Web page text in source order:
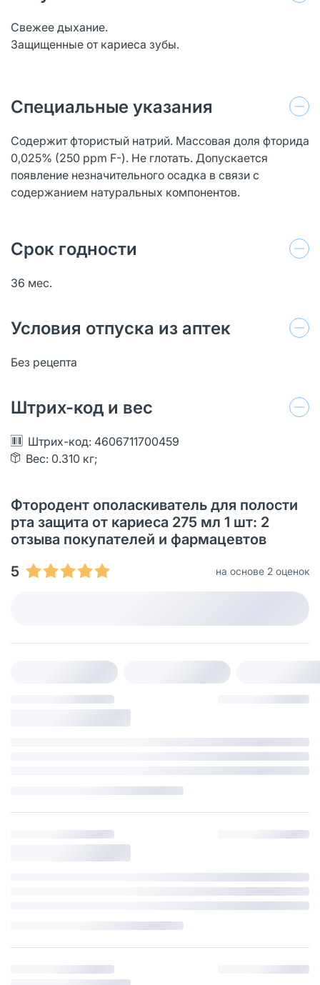
Свежее дыхание.
Защищенные от кариеса зубы.
Специальные указания
Содержит фтористый натрий. Массовая доля фторида
0,025% (250 ppm F-). Не глотать. Допускается
появление незначительного осадка в связи с
содержанием натуральных компонентов.
Срок годности
36 мес.
Условия отпуска из аптек
Без рецепта
Штрих-код и вес
Штрих-код: 4606711700459
Вес: 0.310 кг;
Фтородент ополаскиватель для полости
рта защита от кариеса 275 мл 1 шт: 2
отзыва покупателей и фармацевтов
5
на основе 2 оценок